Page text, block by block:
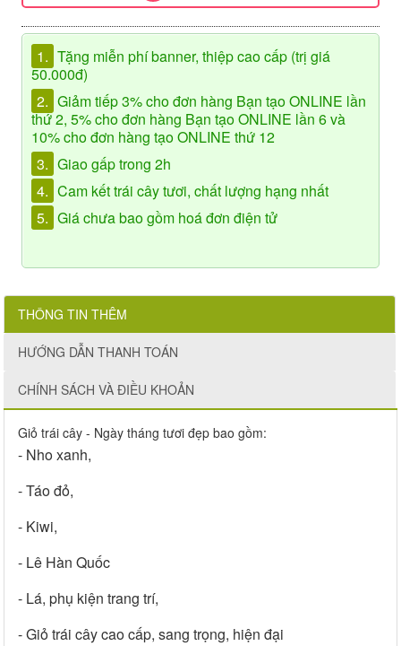
1. Tặng miễn phí banner, thiệp cao cấp (trị giá
50.000đ)
2. Giảm tiếp 3% cho đơn hàng Bạn tạo ONLINE lần
thứ 2, 5% cho đơn hàng Bạn tạo ONLINE lần 6 và
10% cho đơn hàng tạo ONLINE thứ 12
3. Giao gấp trong 2h
4. Cam kết trái cây tươi, chất lượng hạng nhất
5. Giá chưa bao gồm hoá đơn điện tử
THÔNG TIN THÊM
HƯỚNG DẪN THANH TOÁN
CHÍNH SÁCH VÀ ĐIỀU KHOẢN
Giỏ trái cây - Ngày tháng tươi đẹp bao gồm:
- Nho xanh,
- Táo đỏ,
- Kiwi,
- Lê Hàn Quốc
- Lá, phụ kiện trang trí,
- Giỏ trái cây cao cấp, sang trọng, hiện đại